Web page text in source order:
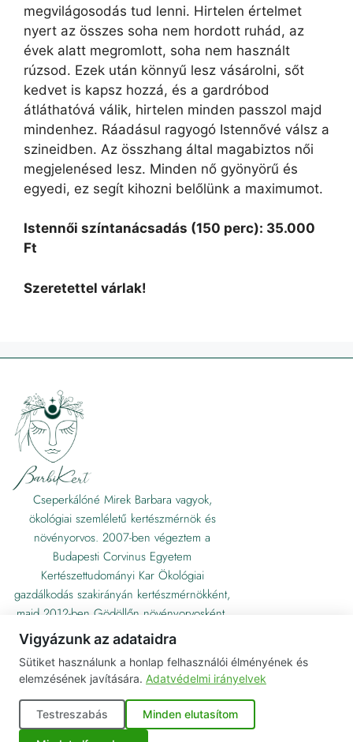
megvilágosodás tud lenni. Hirtelen értelmet
nyert az összes soha nem hordott ruhád, az
évek alatt megromlott, soha nem használt
rúzsod. Ezek után könnyű lesz vásárolni, sőt
kedvet is kapsz hozzá, és a gardróbod
átláthatóvá válik, hirtelen minden passzol majd
mindenhez. Ráadásul ragyogó Istennővé válsz a
szineidben. Az összhang által magabiztos női
megjelenésed lesz. Minden nő gyönyörű és
egyedi, ez segít kihozni belőlünk a maximumot.
Istennői színtanácsadás (150 perc): 35.000
Ft
Szeretettel várlak!
Cseperkálóné Mirek Barbara vagyok,
ökológiai szemléletű kertészmérnök és
növényorvos. 2007-ben végeztem a
Budapesti Corvinus Egyetem
Kertészettudományi Kar Ökológiai
gazdálkodás szakirányán kertészmérnökként,
majd 2012-ben Gödöllőn növényorvosként.
© Barbikert. Minden jog fenntartva.
Vigyázunk az adataidra
Sütiket használunk a honlap felhasználói élményének és
elemzésének javítására. Adatvédelmi irányelvek
Testreszabás Minden elutasítom